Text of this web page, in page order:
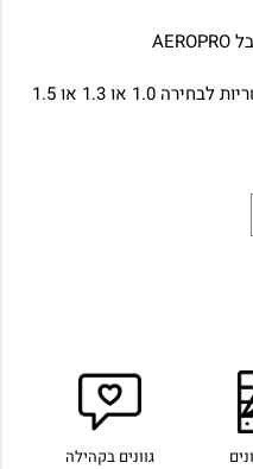
גוונים בקהילה